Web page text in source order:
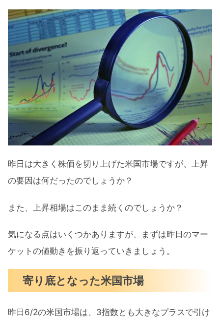
ジワジワと下落をはじめたVIX
S&P500ヒートマップ
セクター別パフォーマンス
市場はFRBとの対話が終わったのか
利上げタカ派コメントにも反応しなく
なった市場
政策金利は年内にも3％を超えるのか
利上げはすでに織り込まれたのか？【FRBと
の対話を終えた市場が反発】まとめ
昨日は大きく株価を切り上げた米国市場ですが、上昇
の要因は何だったのでしょうか？
また、上昇相場はこのまま続くのでしょうか？
気になる点はいくつかありますが、まずは昨日のマー
ケットの値動きを振り返っていきましょう。
寄り底となった米国市場
昨日6/2の米国市場は、3指数とも大きなプラスで引け